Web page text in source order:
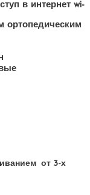
в интернет wi-
ортопедическим
от 3-х